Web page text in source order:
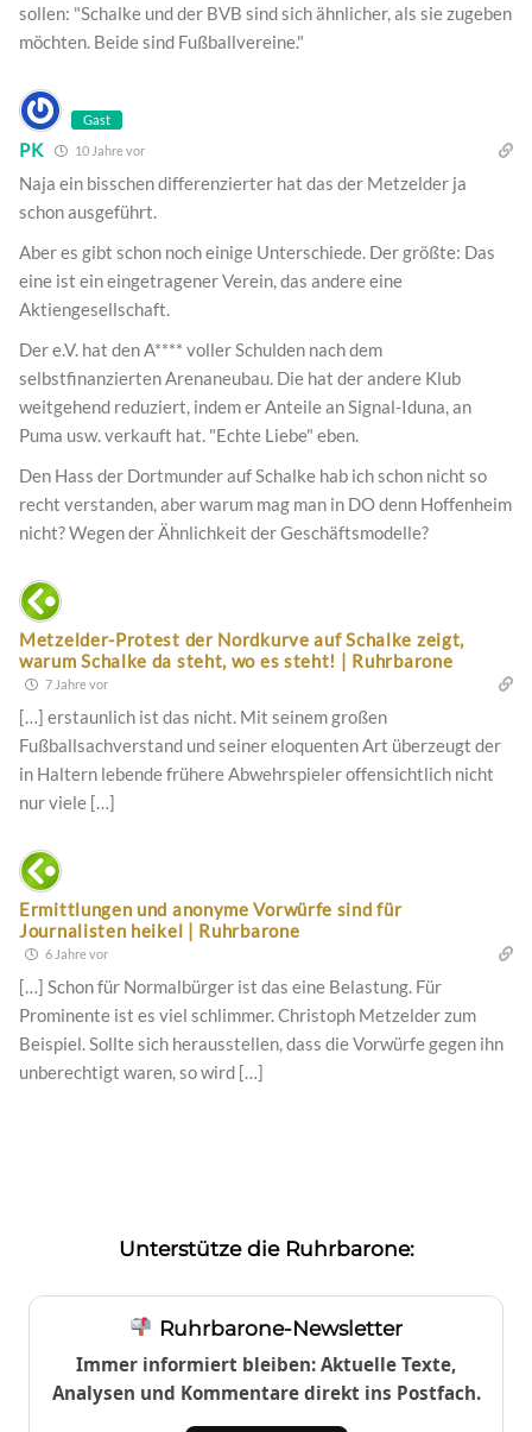
sollen: "Schalke und der BVB sind sich ähnlicher, als sie zugeben
möchten. Beide sind Fußballvereine."
Gast
PK 10 Jahre vor
Naja ein bisschen differenzierter hat das der Metzelder ja
schon ausgeführt.
Aber es gibt schon noch einige Unterschiede. Der größte: Das
eine ist ein eingetragener Verein, das andere eine
Aktiengesellschaft.
Der e.V. hat den A**** voller Schulden nach dem
selbstfinanzierten Arenaneubau. Die hat der andere Klub
weitgehend reduziert, indem er Anteile an Signal-Iduna, an
Puma usw. verkauft hat. "Echte Liebe" eben.
Den Hass der Dortmunder auf Schalke hab ich schon nicht so
recht verstanden, aber warum mag man in DO denn Hoffenheim
nicht? Wegen der Ähnlichkeit der Geschäftsmodelle?
Metzelder-Protest der Nordkurve auf Schalke zeigt,
warum Schalke da steht, wo es steht! | Ruhrbarone
7 Jahre vor
[…] erstaunlich ist das nicht. Mit seinem großen
Fußballsachverstand und seiner eloquenten Art überzeugt der
in Haltern lebende frühere Abwehrspieler offensichtlich nicht
nur viele […]
Ermittlungen und anonyme Vorwürfe sind für
Journalisten heikel | Ruhrbarone
6 Jahre vor
[…] Schon für Normalbürger ist das eine Belastung. Für
Prominente ist es viel schlimmer. Christoph Metzelder zum
Beispiel. Sollte sich herausstellen, dass die Vorwürfe gegen ihn
unberechtigt waren, so wird […]
Unterstütze die Ruhrbarone:
Ruhrbarone-Newsletter
Immer informiert bleiben: Aktuelle Texte,
Analysen und Kommentare direkt ins Postfach.